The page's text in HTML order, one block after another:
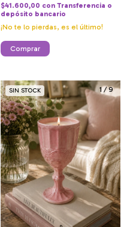
$41.600,00 con Transferencia o
depósito bancario
¡No te lo pierdas, es el último!
Comprar
1/9
SIN STOCK